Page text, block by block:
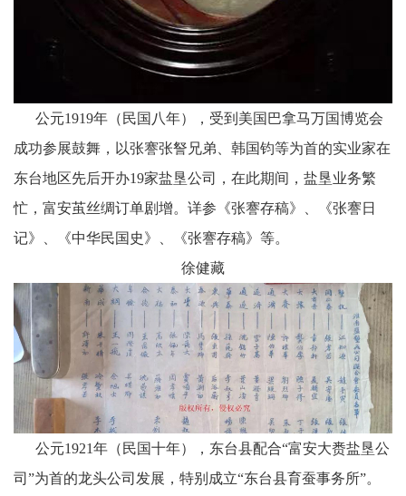
公元1919年（民国八年），受到美国巴拿马万国博览会
成功参展鼓舞，以张謇张詧兄弟、韩国钧等为首的实业家在
东台地区先后开办19家盐垦公司，在此期间，盐垦业务繁
忙，富安茧丝绸订单剧增。详参《张謇存稿》、《张謇日
记》、《中华民国史》、《张謇存稿》等。
徐健藏
公元1921年（民国十年），东台县配合“富安大赉盐垦公
司”为首的龙头公司发展，特别成立“东台县育蚕事务所”。